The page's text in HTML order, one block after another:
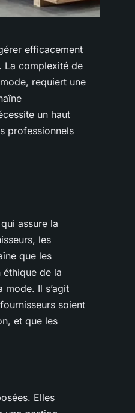
efficacement
La complexité de
requiert une
un haut
professionnels
assure la
les
que les
de la
mode. Il s’agit
soient
et que les
Elles